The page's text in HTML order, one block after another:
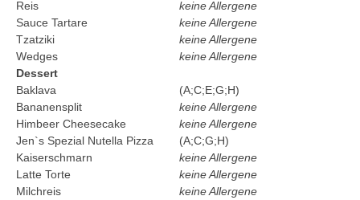
Reis
keine Allergene
Sauce Tartare
keine Allergene
Tzatziki
keine Allergene
Wedges
keine Allergene
Dessert
Baklava
(A;C;E;G;H)
Bananensplit
keine Allergene
Himbeer Cheesecake
keine Allergene
Jen`s Spezial Nutella Pizza
(A;C;G;H)
Kaiserschmarn
keine Allergene
Latte Torte
keine Allergene
Milchreis
keine Allergene